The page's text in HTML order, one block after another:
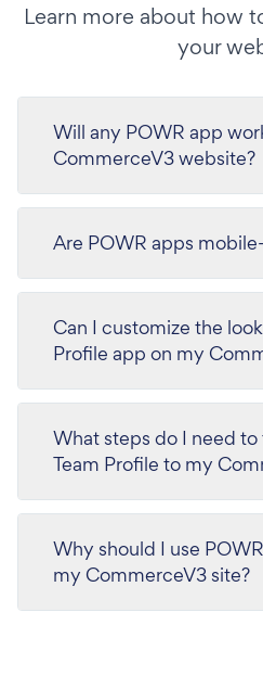
Learn more about how
your
Will any POWR app
CommerceV3 website?
Are POWR apps
Can I customize the
Profile app on my
What steps do I need
Team Profile to my
Why should I use
my CommerceV3 site?